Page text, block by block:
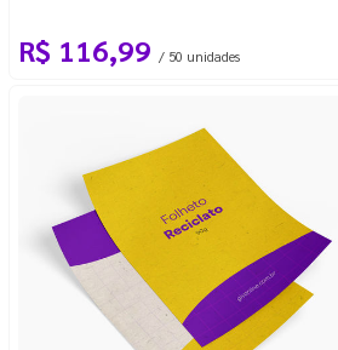
R$ 116,99 / 50 unidades